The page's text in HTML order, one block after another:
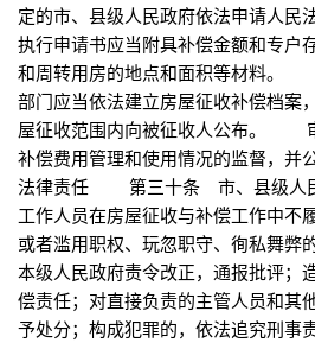
定的市、县级人民政府依法申请人
执行申请书应当附具补偿金额和专户
和周转用房的地点和面积等材料
部门应当依法建立房屋征收补偿档案
屋征收范围内向被征收人公布。
补偿费用管理和使用情况的监督，并
法律责任 第三十条 市、县级人民
工作人员在房屋征收与补偿工作中不
或者滥用职权、玩忽职守、徇私舞弊
本级人民政府责令改正，通报批评；
偿责任；对直接负责的主管人员和其
予处分；构成犯罪的，依法追究